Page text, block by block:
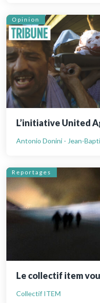
Opinion
L’initiative United
Antonio Donini - Jean-
Reportages
Le collectif item
Collectif ITEM